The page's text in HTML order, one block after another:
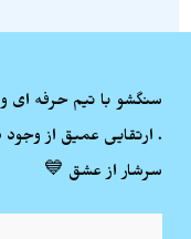
سنگشو با تیم حرفه ای
. ارتقایی عمیق از
سرشار از عشق 💙